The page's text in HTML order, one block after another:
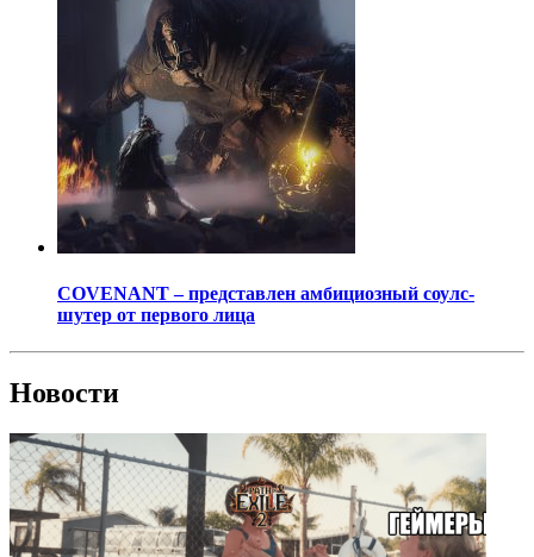
COVENANT – представлен амбициозный соулс-
шутер от первого лица
Новости